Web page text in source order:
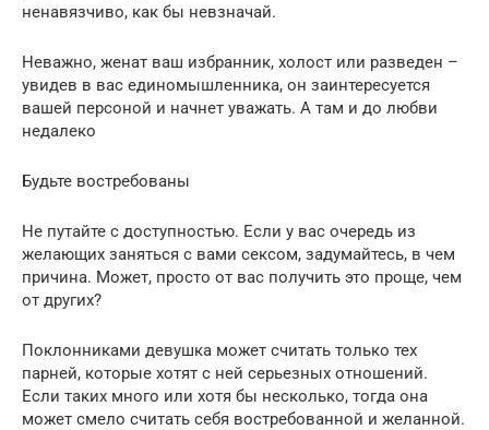
ненавязчиво, как бы невзначай.
Неважно, женат ваш избранник, холост или разведен –
увидев в вас единомышленника, он заинтересуется
вашей персоной и начнет уважать. А там и до любви
недалеко
Будьте востребованы
Не путайте с доступностью. Если у вас очередь из
желающих заняться с вами сексом, задумайтесь, в чем
причина. Может, просто от вас получить это проще, чем
от других?
Поклонниками девушка может считать только тех
парней, которые хотят с ней серьезных отношений.
Если таких много или хотя бы несколько, тогда она
может смело считать себя востребованной и желанной.